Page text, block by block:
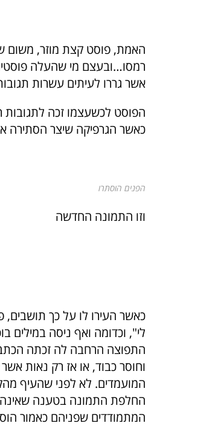
האמת, פוסט קצת מוזר, משום
רמסו…ובעצם מי שהעלה
אשר גררו לעיתים עשרות
הפוסט לכשעצמו זכה
כאשר הגרפיקה שיצר הסתירה
הפנים הוסתרו
וזו התמונה החדשה
כאשר העירו לו על כך
לי", וכדומה ואף ניסה
התפוצה הרחבה לה זכתה
וחוסר כבוד, או אז רק נאות
המועמדים. לא לפני שהעיף
החלפת התמונה בטענה
המתמודדים שפניהם כאמור